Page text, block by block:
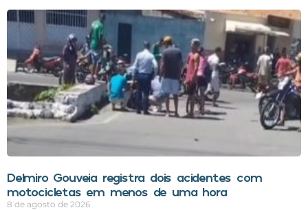
Delmiro Gouveia registra dois acidentes com
motocicletas em menos de uma hora
8 de agosto de 2026